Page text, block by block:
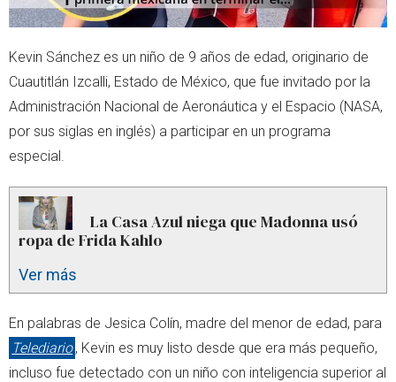
Kevin Sánchez es un niño de 9 años de edad, originario de
Cuautitlán Izcalli, Estado de México, que fue invitado por la
Administración Nacional de Aeronáutica y el Espacio (NASA,
por sus siglas en inglés) a participar en un programa
especial.
La Casa Azul niega que Madonna usó
ropa de Frida Kahlo
Ver más
En palabras de Jesica Colín, madre del menor de edad, para
Telediario , Kevin es muy listo desde que era más pequeño,
incluso fue detectado con un niño con inteligencia superior al